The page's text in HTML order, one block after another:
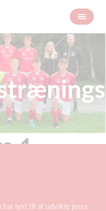
lyst til at udvikle jeres